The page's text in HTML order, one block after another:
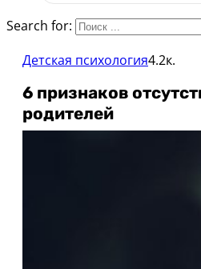
Search for:
Детская психология4.2к.
6 признаков
родителей